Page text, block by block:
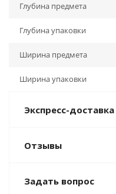
Глубина предмета
Глубина упаковки
Ширина предмета
Ширина упаковки
Экспресс-доставка
Отзывы
Задать вопрос